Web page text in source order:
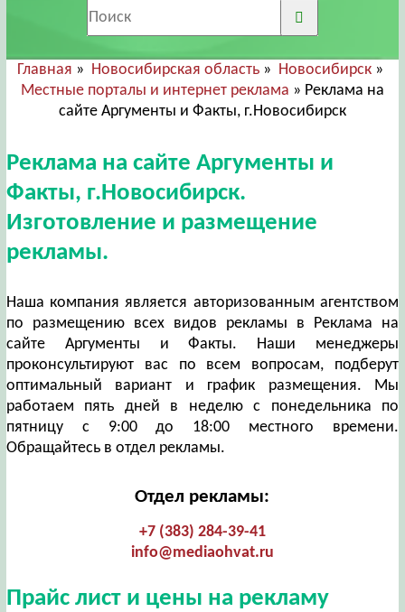
Главная » Новосибирская область » Новосибирск »
Местные порталы и интернет реклама » Реклама на
сайте Аргументы и Факты, г.Новосибирск
Реклама на сайте Аргументы и
Факты, г.Новосибирск.
Изготовление и размещение
рекламы.
Наша компания является авторизованным агентством
по размещению всех видов рекламы в Реклама на
сайте Аргументы и Факты. Наши менеджеры
проконсультируют вас по всем вопросам, подберут
оптимальный вариант и график размещения. Мы
работаем пять дней в неделю с понедельника по
пятницу с 9:00 до 18:00 местного времени.
Обращайтесь в отдел рекламы.
Отдел рекламы:
+7 (383) 284-39-41
info@mediaohvat.ru
Прайс лист и цены на рекламу